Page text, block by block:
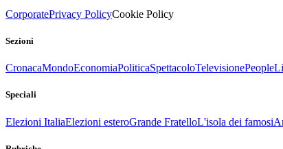
CorporatePrivacy PolicyCookie Policy
Sezioni
CronacaMondoEconomiaPoliticaSpettacoloTelevisionePeople
Speciali
Elezioni ItaliaElezioni esteroGrande FratelloL'isola dei famosi